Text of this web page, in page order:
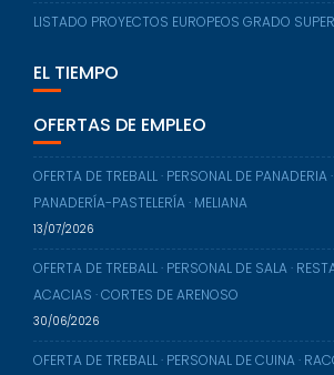
LISTADO PROYECTOS EUROPEOS GRADO
EL TIEMPO
OFERTAS DE EMPLEO
OFERTA DE TREBALL · PERSONAL DE PANADERIA
PANADERÍA-PASTELERÍA · MELIANA
13/07/2026
OFERTA DE TREBALL · PERSONAL DE SALA ·
ACACIAS · CORTES DE ARENOSO
30/06/2026
OFERTA DE TREBALL · PERSONAL DE CUINA ·